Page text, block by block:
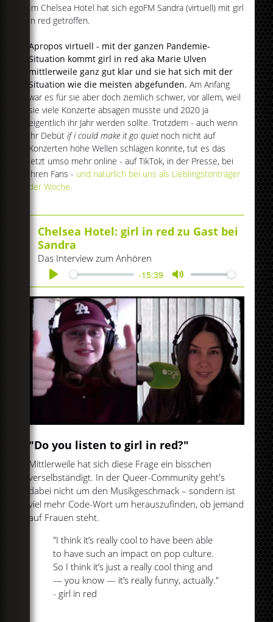
Im Chelsea Hotel hat sich egoFM Sandra (virtuell) mit girl
in red getroffen.
Apropos virtuell - mit der ganzen Pandemie-
Situation kommt girl in red aka Marie Ulven
mittlerweile ganz gut klar und sie hat sich mit der
Situation wie die meisten abgefunden. Am Anfang
war es für sie aber doch ziemlich schwer, vor allem, weil
sie viele Konzerte absagen musste und 2020 ja
eigentlich ihr Jahr werden sollte. Trotzdem - auch wenn
ihr Debüt if i could make it go quietnoch nicht auf
Konzerten hohe Wellen schlagen konnte, tut es das
jetzt umso mehr online - auf TikTok, in der Presse, bei
ihren Fans - und natürlich bei uns als Lieblingstonträger
der Woche.
Chelsea Hotel: girl in red zu Gast bei
Sandra
Das Interview zum Anhören
Play
-15:39
Mute
"Do you listen to girl in red?"
Mittlerweile hat sich diese Frage ein bisschen
verselbständigt. In der Queer-Community geht's
dabei nicht um den Musikgeschmack – sondern ist
viel mehr Code-Wort um herauszufinden, ob jemand
auf Frauen steht.
"I think it’s really cool to have been able
to have such an impact on pop culture.
So I think it’s just a really cool thing and
— you know — it’s really funny, actually."
- girl in red